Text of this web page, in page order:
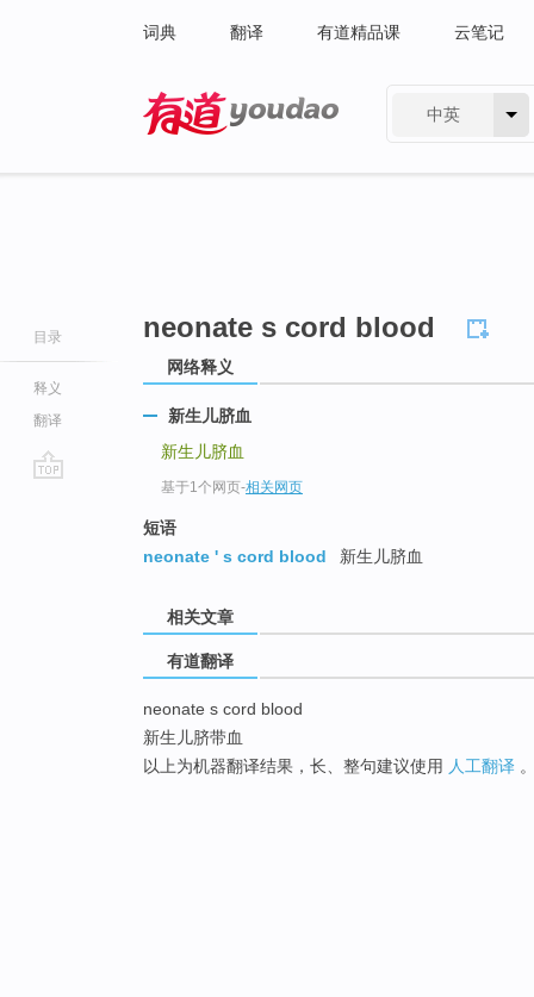
词典 翻译 有道精品课 云笔记
中英
目录
释义
翻译
neonate s cord blood
网络释义
新生儿脐血
新生儿脐血
基于1个网页-相关网页
短语
neonate ' s cord blood
新生儿脐血
相关文章
有道翻译
neonate s cord blood
新生儿脐带血
以上为机器翻译结果，长、整句建议使用 人工翻译